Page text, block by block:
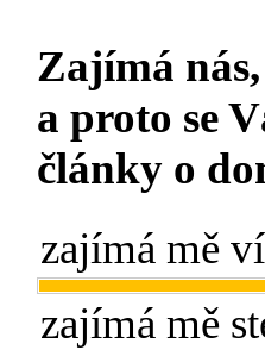
Zajímá
a proto se
články o
zajímá mě
zajímá mě